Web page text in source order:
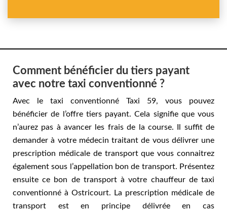
Comment bénéficier du tiers payant
avec notre taxi conventionné ?
Avec le taxi conventionné Taxi 59, vous pouvez
bénéficier de l’offre tiers payant. Cela signifie que vous
n’aurez pas à avancer les frais de la course. Il suffit de
demander à votre médecin traitant de vous délivrer une
prescription médicale de transport que vous connaitrez
également sous l’appellation bon de transport. Présentez
ensuite ce bon de transport à votre chauffeur de taxi
conventionné à Ostricourt. La prescription médicale de
transport est en principe délivrée en cas